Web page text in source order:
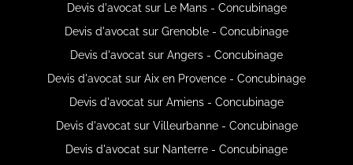
Devis d'avocat sur Le Mans - Concubinage
Devis d'avocat sur Grenoble - Concubinage
Devis d'avocat sur Angers - Concubinage
Devis d'avocat sur Aix en Provence - Concubinage
Devis d'avocat sur Amiens - Concubinage
Devis d'avocat sur Villeurbanne - Concubinage
Devis d'avocat sur Nanterre - Concubinage